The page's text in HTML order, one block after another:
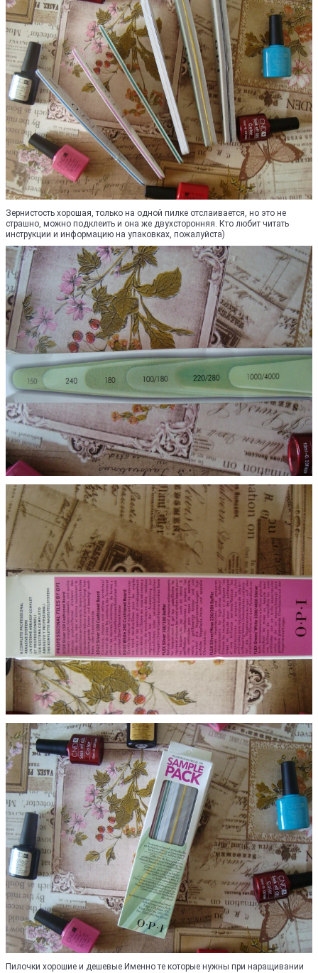
Зернистость хорошая, только на одной пилке отслаивается, но это не
страшно, можно подклеить и она же двухсторонняя. Кто любит читать
инструкции и информацию на упаковках, пожалуйста)
Пилочки хорошие и дешевые.Именно те которые нужны при наращивании